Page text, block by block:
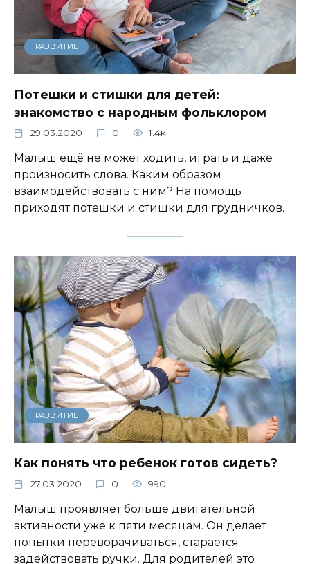
РАЗВИТИЕ
Потешки и стишки для детей:
знакомство с народным фольклором
29.03.2020 0 1.4к.
Малыш ещё не может ходить, играть и даже
произносить слова. Каким образом
взаимодействовать с ним? На помощь
приходят потешки и стишки для грудничков.
РАЗВИТИЕ
Как понять что ребенок готов сидеть?
27.03.2020 0 990
Малыш проявляет больше двигательной
активности уже к пяти месяцам. Он делает
попытки переворачиваться, старается
задействовать ручки. Для родителей это